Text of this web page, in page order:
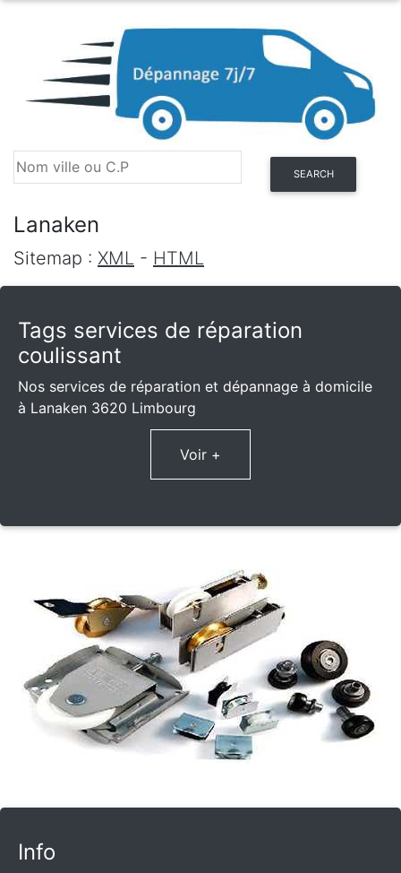
SEARCH
Lanaken
Sitemap : XML - HTML
Tags services de réparation
coulissant
Nos services de réparation et dépannage à domicile
à Lanaken 3620 Limbourg
Voir +
Info